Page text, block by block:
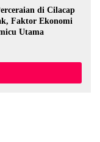
di Cilacap
Faktor Ekonomi
Utama